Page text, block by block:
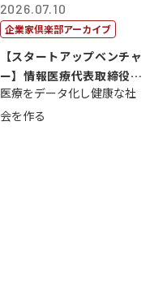
2026.07.10
企業家倶楽部アーカイブ
【スタートアップベンチャ
ー】情報医療代表取締役
原 聖吾
医療をデータ化し健康な社
会を作る